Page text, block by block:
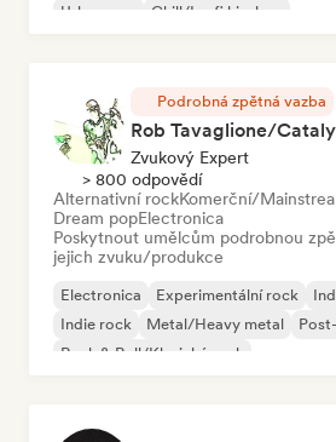
Urban pop
Chill/Lo-fi hip-hop
Podrobná zpětná vazba
Rob Tavaglione/
Zvukový Expert
> 800 odpovědí
Alternativní rockKomerční/
Dream popElectronica
Poskytnout umělcům podrobnou
jejich zvuku/produkce
Electronica Experimentální rock
Indie rock
Metal/Heavy metal
Rock & Roll/Klasický rock